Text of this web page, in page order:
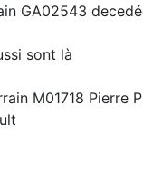
GA02543
sont là
M01718 Pierre